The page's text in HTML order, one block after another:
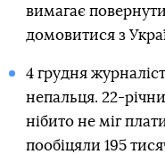
вимагає
домовитися з
4 грудня
непальця. 22-
нібито не міг
пообіцяли 195